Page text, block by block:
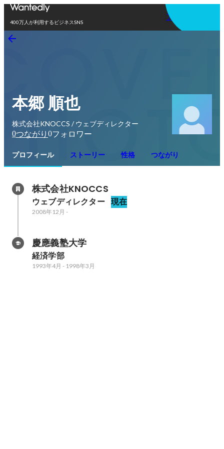
400万人が利用するビジネスSNS
アプリを使う
本郷 順也
株式会社KNOCCS / ウェブディレクター
0つながり 0フォロワー
プロフィール ストーリー 性格 つながり
株式会社KNOCCS
ウェブディレクター 現在
2008年12月 -
慶應義塾大学
経済学部
1993年4月 - 1998年3月